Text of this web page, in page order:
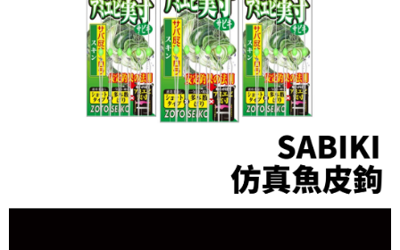
４．使用「AFTEE先享後付」時，將依據個別帳號之用戶狀況，依本公司即
時審查核予不同之上限額度；若仍有額度不足之情形，本公司將視審查結果
請求用戶進行身份認證。
５．嚴禁一人註冊多個帳號或使用他人資訊註冊。若發現惡意使用之情形，
恩沛科技股份有限公司將有權停止該用戶之使用額度並採取法律行動。
貨到付款（門市自取請勿下單，請聯繫客服）
每筆NT$200，滿NT$3,000(含以上)免運費
國家/地區配送(**下單前請私訊客服確認實際運費(運費另
計)，訂單才得以成立**)